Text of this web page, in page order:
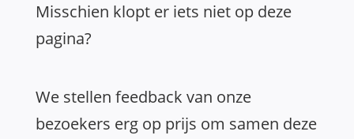
Misschien klopt er iets niet op deze
pagina?
We stellen feedback van onze
bezoekers erg op prijs om samen deze